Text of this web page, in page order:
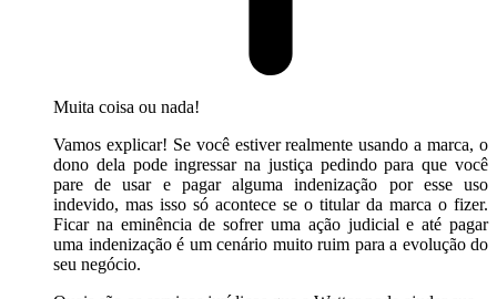
Muita coisa ou nada!
Vamos explicar! Se você estiver realmente usando a marca, o
dono dela pode ingressar na justiça pedindo para que você
pare de usar e pagar alguma indenização por esse uso
indevido, mas isso só acontece se o titular da marca o fizer.
Ficar na eminência de sofrer uma ação judicial e até pagar
uma indenização é um cenário muito ruim para a evolução do
seu negócio.